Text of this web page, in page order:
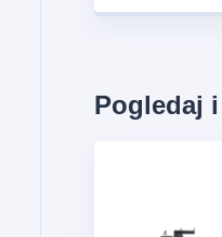
Pogledaj